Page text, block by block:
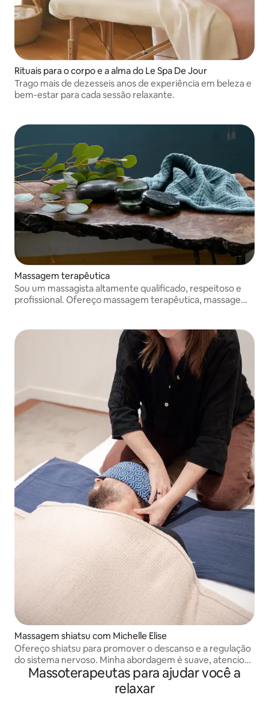
Rituais para o corpo e a alma do Le Spa De Jour
Trago mais de dezesseis anos de experiência em beleza e
bem-estar para cada sessão relaxante.
Massagem terapêutica
Sou um massagista altamente qualificado, respeitoso e
profissional. Ofereço massagem terapêutica, massagem
Massagem shiatsu com Michelle Elise
Ofereço shiatsu para promover o descanso e a regulação
do sistema nervoso. Minha abordagem é suave, atenciosa
e sensível a traumas. Meu objetivo é criar um espaço
tranquilo e inclusivo, onde as pessoas possam chegar
Massoterapeutas para ajudar você a
relaxar